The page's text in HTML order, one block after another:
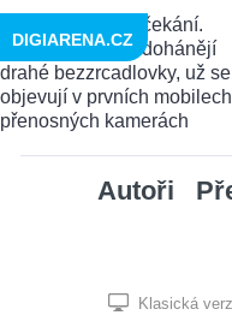
DIGIARENA.CZ
Autoři
Klasická